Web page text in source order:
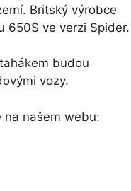
Britský výrobce
650S ve verzi Spider.
budou
vozy.
na našem webu: